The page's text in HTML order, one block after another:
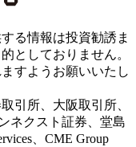
る情報は投資勧誘ま
としておりません。
すようお願いいたし
引所、大阪取引所、
ネクスト証券、堂島
、CME Group